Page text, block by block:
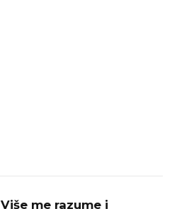
Više me razume i